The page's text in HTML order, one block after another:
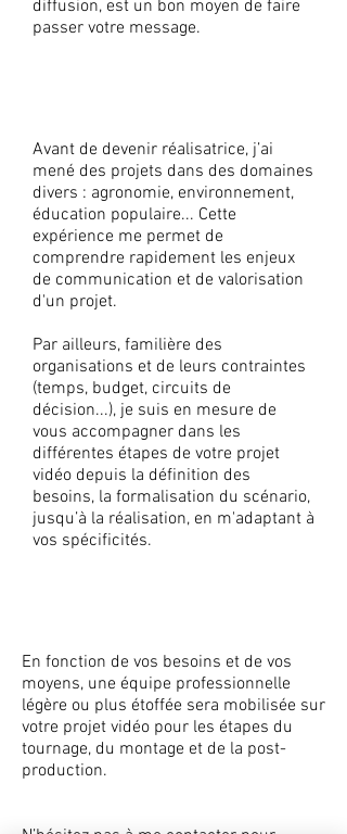
diffusion, est un bon moyen de faire
passer votre message.
Avant de devenir réalisatrice, j’ai
mené des projets dans des domaines
divers : agronomie, environnement,
éducation populaire... Cette
expérience me permet de
comprendre rapidement les enjeux
de communication et de valorisation
d'un projet.
Par ailleurs, familière des
organisations et de leurs contraintes
(temps, budget, circuits de
décision...), je suis en mesure de
vous accompagner dans les
différentes étapes de votre projet
vidéo depuis la définition des
besoins, la formalisation du scénario,
jusqu’à la réalisation, en m'adaptant à
vos spécificités.
En fonction de vos besoins et de vos
moyens, une équipe professionnelle
légère ou plus étoffée sera mobilisée sur
votre projet vidéo pour les étapes du
tournage, du montage et de la post-
production.